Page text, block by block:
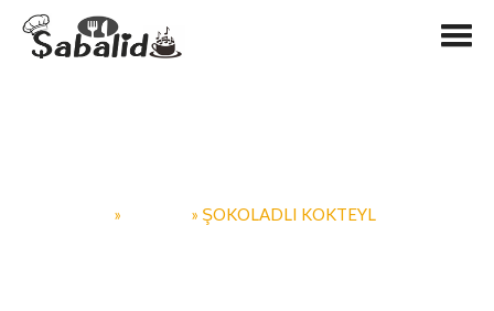
» » ŞOKOLADLI KOKTEYL